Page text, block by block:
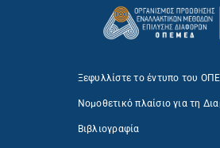
Ξεφυλλίστε το έντυπο του
Νομοθετικό πλαίσιο για τη
Βιβλιογραφία